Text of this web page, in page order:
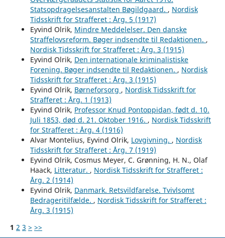
Statsopdragelsesanstalten Bøgildgaard. , Nordisk
Tidsskrift for Strafferet : Årg. 5 (1917)
Eyvind Olrik, Mindre Meddelelser. Den danske
Straffelovsreform. Bøger indsendte til Redaktionen. ,
Nordisk Tidsskrift for Strafferet : Årg. 3 (1915)
Eyvind Olrik, Den internationale kriminalistiske
Forening. Bøger indsendte til Redaktionen. , Nordisk
Tidsskrift for Strafferet : Årg. 3 (1915)
Eyvind Olrik, Børneforsorg , Nordisk Tidsskrift for
Strafferet : Årg. 1 (1913)
Eyvind Olrik, Professor Knud Pontoppidan, født d. 10.
Juli 1853, død d. 21. Oktober 1916. , Nordisk Tidsskrift
for Strafferet : Årg. 4 (1916)
Alvar Montelius, Eyvind Olrik, Lovgivning. , Nordisk
Tidsskrift for Strafferet : Årg. 7 (1919)
Eyvind Olrik, Cosmus Meyer, C. Grønning, H. N., Olaf
Haack, Litteratur. , Nordisk Tidsskrift for Strafferet :
Årg. 2 (1914)
Eyvind Olrik, Danmark. Retsvildfarelse. Tvivlsomt
Bedrageritilfælde. , Nordisk Tidsskrift for Strafferet :
Årg. 3 (1915)
1 2 3 > >>